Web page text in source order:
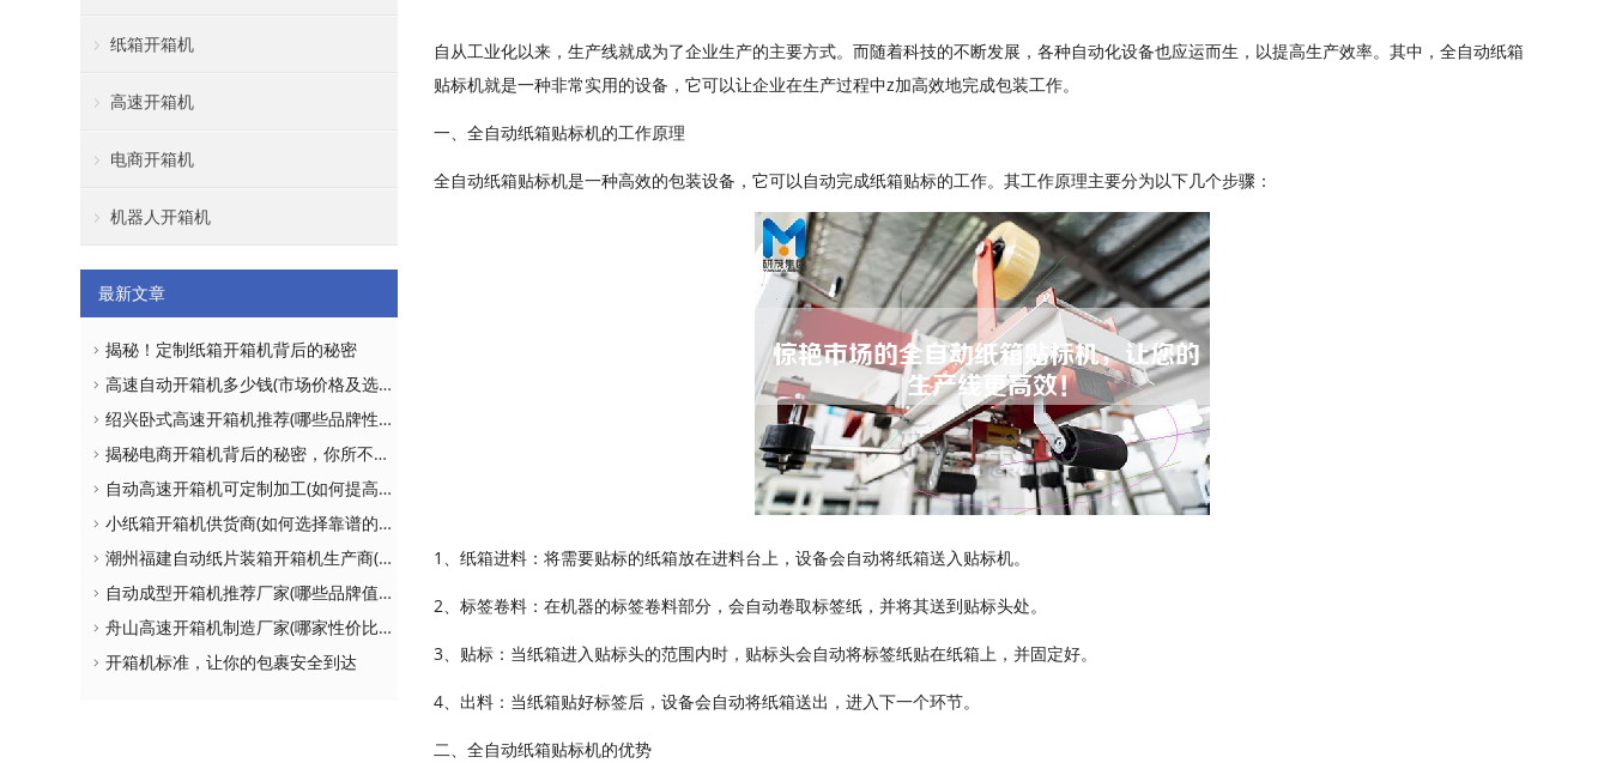
自从工业化以来，生产线就成为了企业生产的主要方式。而随着科技的不断发展，各种自动化设备也应运而生，以提高生产效率。其中，全自动纸箱
贴标机就是一种非常实用的设备，它可以让企业在生产过程中z加高效地完成包装工作。
一、全自动纸箱贴标机的工作原理
全自动纸箱贴标机是一种高效的包装设备，它可以自动完成纸箱贴标的工作。其工作原理主要分为以下几个步骤：
1、纸箱进料：将需要贴标的纸箱放在进料台上，设备会自动将纸箱送入贴标机。
2、标签卷料：在机器的标签卷料部分，会自动卷取标签纸，并将其送到贴标头处。
3、贴标：当纸箱进入贴标头的范围内时，贴标头会自动将标签纸贴在纸箱上，并固定好。
4、出料：当纸箱贴好标签后，设备会自动将纸箱送出，进入下一个环节。
二、全自动纸箱贴标机的优势
纸箱开箱机
高速开箱机
电商开箱机
机器人开箱机
最新文章
揭秘！定制纸箱开箱机背后的秘密
高速自动开箱机多少钱(市场价格及选购建议)
绍兴卧式高速开箱机推荐(哪些品牌性价比更高)
揭秘电商开箱机背后的秘密，你所不知道的真相！
自动高速开箱机可定制加工(如何提高生产效率)
小纸箱开箱机供货商(如何选择靠谱的供应商)
潮州福建自动纸片装箱开箱机生产商(如何选择更适合自己的设备)
自动成型开箱机推荐厂家(哪些品牌值得购买)
舟山高速开箱机制造厂家(哪家性价比更高)
开箱机标准，让你的包裹安全到达